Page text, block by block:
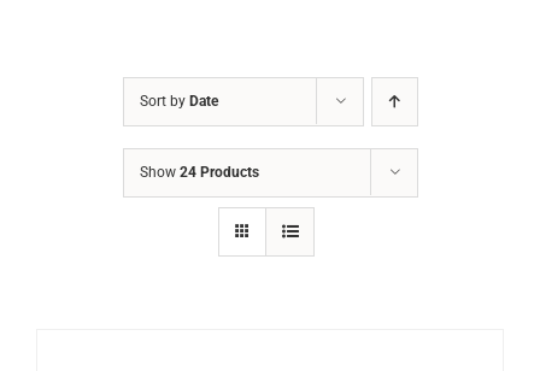
Sort by Date
Show 24 Products